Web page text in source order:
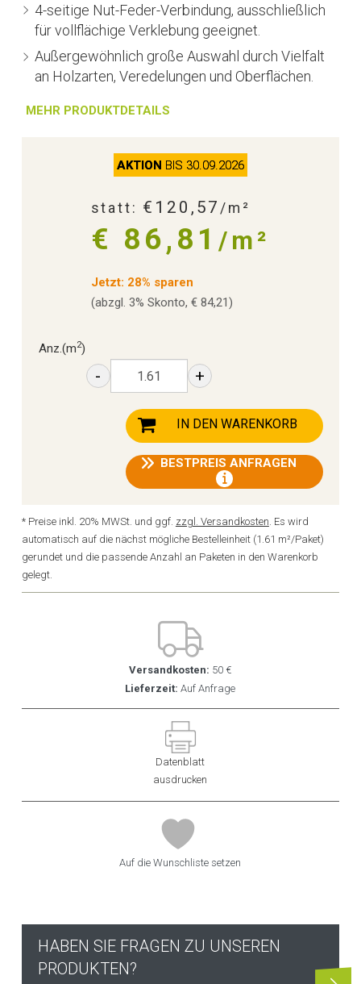
4-seitige Nut-Feder-Verbindung, ausschließlich
für vollflächige Verklebung geeignet.
Außergewöhnlich große Auswahl durch Vielfalt
an Holzarten, Veredelungen und Oberflächen.
MEHR PRODUKTDETAILS
AKTION BIS 30.09.2026
statt: €120,57/m²
€ 86,81/m²
Jetzt: 28% sparen
(abzgl. 3% Skonto, € 84,21)
Anz.(m2)
- +
IN DEN WARENKORB
BESTPREIS ANFRAGEN
* Preise inkl. 20% MWSt. und ggf. zzgl. Versandkosten . Es wird
automatisch auf die nächst mögliche Bestelleinheit (1.61 m²/Paket)
gerundet und die passende Anzahl an Paketen in den Warenkorb
gelegt.
Versandkosten: 50 €
Lieferzeit: Auf Anfrage
Datenblatt
ausdrucken
Auf die Wunschliste setzen
HABEN SIE FRAGEN ZU UNSEREN
PRODUKTEN?